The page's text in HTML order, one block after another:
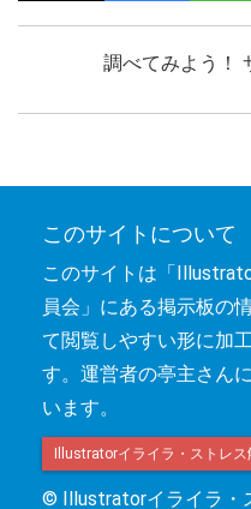
調べてみよう！
このサイトについて
このサイトは「
員会」にある掲示板の
て閲覧しやすい形に加
す。運営者の亭主さん
います。
Illustratorイライラ・ストレ
© Illustratorイライラ・